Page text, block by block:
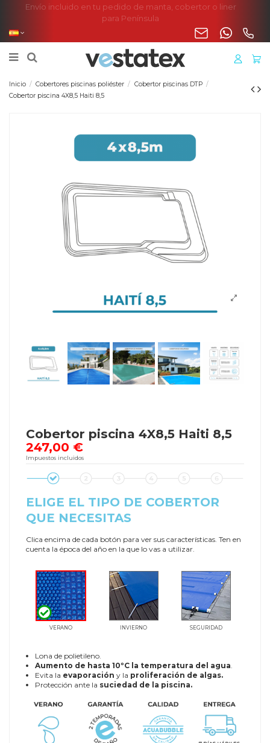
Envío incluido en tu pedido de manta, cobertor o liner
para Península
Inicio Cobertores piscinas poliéster
Cobertor piscinas DTP
Cobertor piscina 4X8,5 Haiti 8,5
Cobertor piscina 4X8,5 Haiti 8,5
247,00 €
Impuestos incluidos
ELIGE EL TIPO DE COBERTOR
QUE NECESITAS
Clica encima de cada botón para ver sus características. Ten en
cuenta la época del año en la que lo vas a utilizar.
VERANO INVIERNO SEGURIDAD
Lona de polietileno.
Aumento de hasta 10ºC la temperatura del agua.
Evita la evaporación y la proliferación de algas.
Protección ante la suciedad de la piscina.